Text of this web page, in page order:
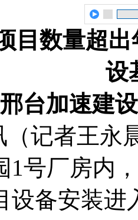
目数量超
设
邢台加速建
记者王永
1号厂房内
设备安装